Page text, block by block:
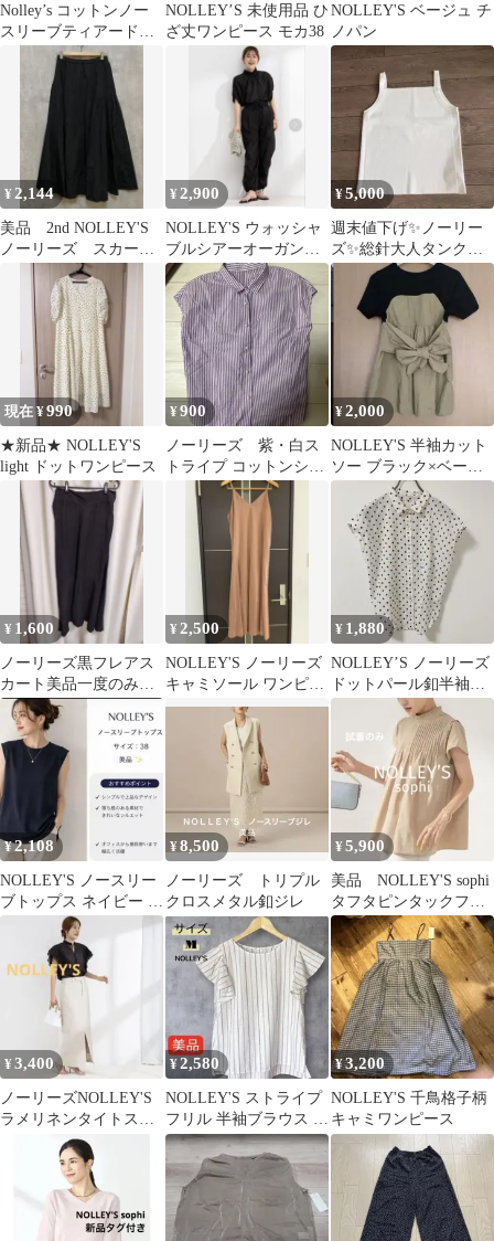
Nolley’s コットンノー
スリーブティアードワ
ンピース
NOLLEY’S 未使用品 ひ
ざ丈ワンピース モカ38
NOLLEY'S ベージュ チ
ノパン
¥ 2,144
美品 2nd NOLLEY'S
ノーリーズ スカー
ト ブラック ゴム
紐 フレア
¥ 2,900
NOLLEY'S ウォッシャ
ブルシアーオーガンジ
ーパラシュートパンツ
¥5,000
週末値下げ✨ノーリー
ズ✨総針大人タンクト
ップ新品タグ付き
現在 ¥990
★新品★ NOLLEY'S
light ドットワンピース
¥900
ノーリーズ 紫・白ス
トライプ コットンシャ
ツ パールボタン 36
Sサイズ
¥2,000
NOLLEY'S 半袖カット
ソー ブラック×ベージ
ュ リボン38
¥ 1,600
ノーリーズ黒フレアス
カート美品一度のみ着
用最終値下げ
¥ 2,500
NOLLEY'S ノーリーズ
キャミソール ワンピー
ス マキシ丈 キャメル
¥ 1,880
NOLLEY’S ノーリーズ
ドットパール釦半袖
2WAYブラウス 36
¥2,108
NOLLEY'S ノースリー
ブトップス ネイビー 38
¥8,500
ノーリーズ トリプル
クロスメタル釦ジレ
¥5,900
美品 NOLLEY'S sophi
タフタピンタックフリ
ルブラウス ベージュ
¥3,400
ノーリーズNOLLEY'S
ラメリネンタイトスカ
¥2,580
NOLLEY'S ストライプ
フリル 半袖ブラウス M
綿 通勤 オフィス
¥3,200
NOLLEY'S 千鳥格子柄
キャミワンピース